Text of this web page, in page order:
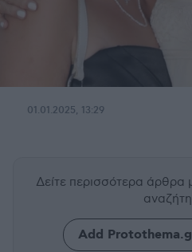
01.01.2025, 13:29
Δείτε περισσότερα άρθρα
Add